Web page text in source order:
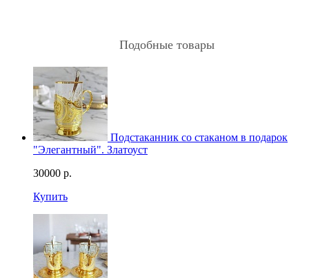
Подобные товары
Подстаканник со стаканом в подарок
"Элегантный". Златоуст
30000 р.
Купить